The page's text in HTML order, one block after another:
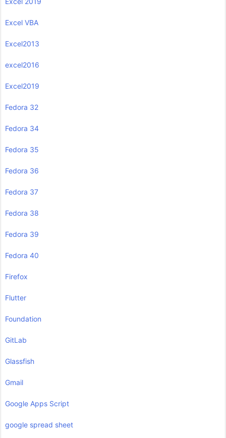
Excel VBA
Excel2013
excel2016
Excel2019
Fedora 32
Fedora 34
Fedora 35
Fedora 36
Fedora 37
Fedora 38
Fedora 39
Fedora 40
Firefox
Flutter
Foundation
GitLab
Glassfish
Gmail
Google Apps Script
google spread sheet